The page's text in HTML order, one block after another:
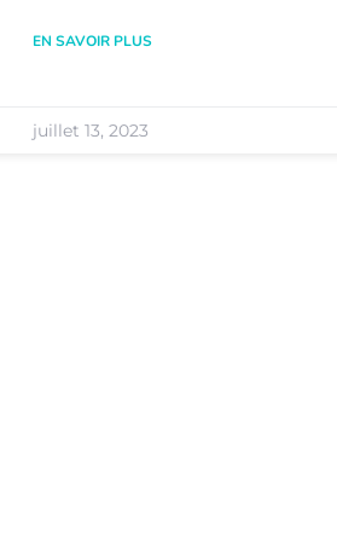
EN SAVOIR PLUS
juillet 13, 2023